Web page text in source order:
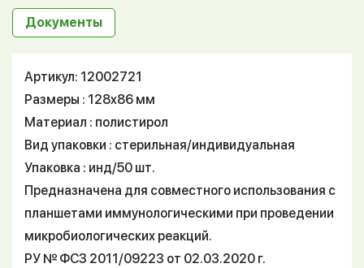
Документы
Артикул: 12002721
Размеры : 128x86 мм
Материал : полистирол
Вид упаковки : стерильная/индивидуальная
Упаковка : инд/50 шт.
Предназначена для совместного использования с
планшетами иммунологическими при проведении
микробиологических реакций.
РУ № ФСЗ 2011/09223 от 02.03.2020 г.